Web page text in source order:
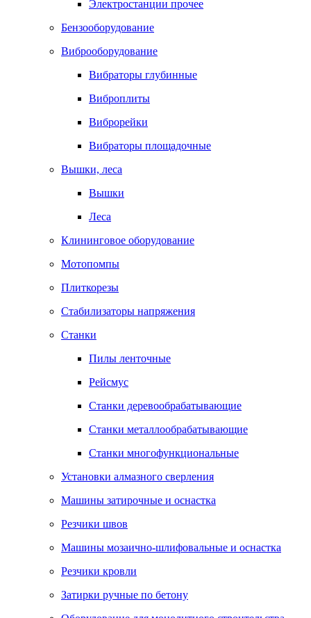
Электростанции прочее
Бензооборудование
Виброоборудование
Вибраторы глубинные
Виброплиты
Виброрейки
Вибраторы площадочные
Вышки, леса
Вышки
Леса
Клининговое оборудование
Мотопомпы
Плиткорезы
Стабилизаторы напряжения
Станки
Пилы ленточные
Рейсмус
Станки деревообрабатывающие
Станки металлообрабатывающие
Станки многофункциональные
Установки алмазного сверления
Машины затирочные и оснастка
Резчики швов
Машины мозаично-шлифовальные и оснастка
Резчики кровли
Затирки ручные по бетону